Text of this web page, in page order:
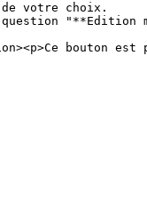
votre choix.
"**Edition
bouton